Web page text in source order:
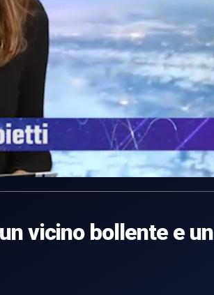
vicino bollente e un